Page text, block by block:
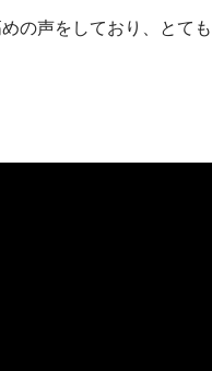
の声をしており、とても